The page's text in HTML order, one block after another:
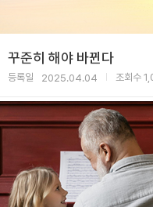
꾸준히 해야 바뀐다
등록일 2025.04.04 조회수